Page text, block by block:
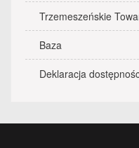
Trzemeszeńskie
Baza
Deklaracja